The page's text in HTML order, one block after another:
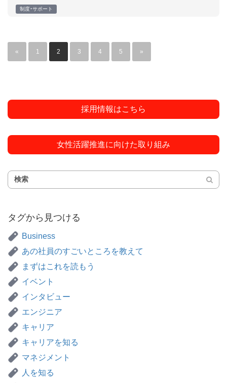
制度・サポート
« 1 2 3 4 5 »
採用情報はこちら
女性活躍推進に向けた取り組み
タグから見つける
Business
あの社員のすごいところを教えて
まずはこれを読もう
イベント
インタビュー
エンジニア
キャリア
キャリアを知る
マネジメント
人を知る